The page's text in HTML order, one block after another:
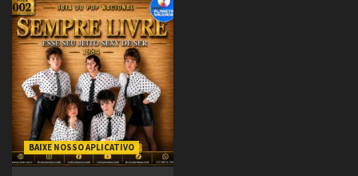
BAIXE NOSSO APLICATIVO